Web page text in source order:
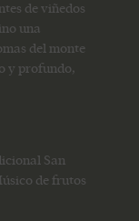
de viñedos
una
del monte
y profundo,
San
de frutos